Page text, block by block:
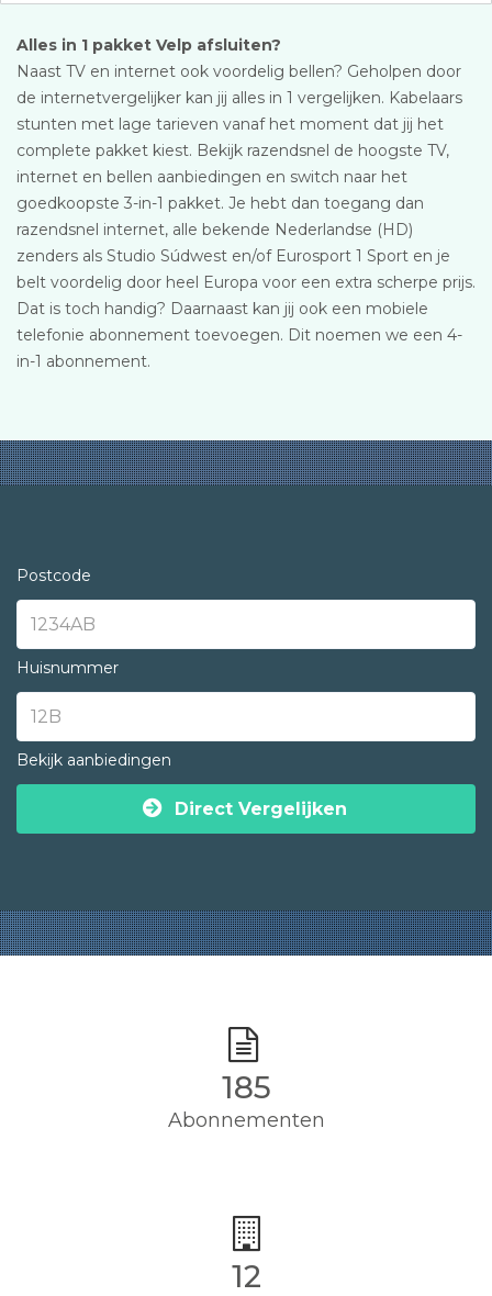
Alles in 1 pakket Velp afsluiten?
Naast TV en internet ook voordelig bellen? Geholpen door
de internetvergelijker kan jij alles in 1 vergelijken. Kabelaars
stunten met lage tarieven vanaf het moment dat jij het
complete pakket kiest. Bekijk razendsnel de hoogste TV,
internet en bellen aanbiedingen en switch naar het
goedkoopste 3-in-1 pakket. Je hebt dan toegang dan
razendsnel internet, alle bekende Nederlandse (HD)
zenders als Studio Súdwest en/of Eurosport 1 Sport en je
belt voordelig door heel Europa voor een extra scherpe prijs.
Dat is toch handig? Daarnaast kan jij ook een mobiele
telefonie abonnement toevoegen. Dit noemen we een 4-
in-1 abonnement.
Postcode
Huisnummer
Bekijk aanbiedingen
Direct Vergelijken
185
Abonnementen
12